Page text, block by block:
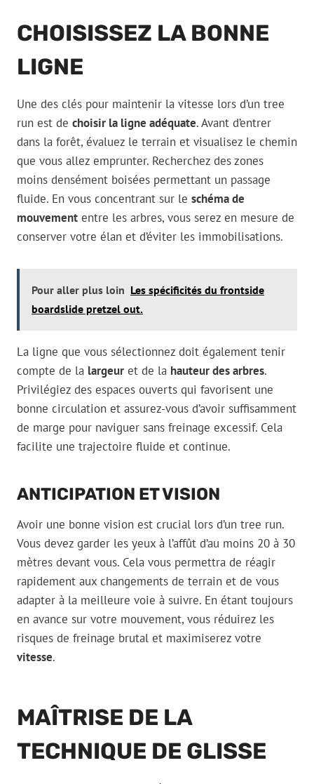
CHOISISSEZ LA BONNE
LIGNE
Une des clés pour maintenir la vitesse lors d’un tree
run est de choisir la ligne adéquate. Avant d’entrer
dans la forêt, évaluez le terrain et visualisez le chemin
que vous allez emprunter. Recherchez des zones
moins densément boisées permettant un passage
fluide. En vous concentrant sur le schéma de
mouvement entre les arbres, vous serez en mesure de
conserver votre élan et d’éviter les immobilisations.
Pour aller plus loin Les spécificités du frontside
boardslide pretzel out.
La ligne que vous sélectionnez doit également tenir
compte de la largeur et de la hauteur des arbres.
Privilégiez des espaces ouverts qui favorisent une
bonne circulation et assurez-vous d’avoir suffisamment
de marge pour naviguer sans freinage excessif. Cela
facilite une trajectoire fluide et continue.
ANTICIPATION ET VISION
Avoir une bonne vision est crucial lors d’un tree run.
Vous devez garder les yeux à l’affût d’au moins 20 à 30
mètres devant vous. Cela vous permettra de réagir
rapidement aux changements de terrain et de vous
adapter à la meilleure voie à suivre. En étant toujours
en avance sur votre mouvement, vous réduirez les
risques de freinage brutal et maximiserez votre
vitesse.
MAÎTRISE DE LA
TECHNIQUE DE GLISSE